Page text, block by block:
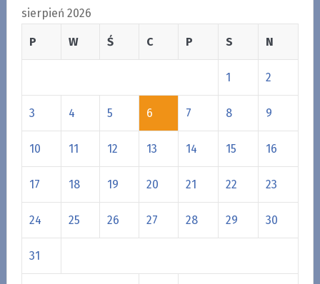
sierpień 2026
P W Ś C P S N
1 2
3 4 5 6 7 8 9
10 11 12 13 14 15 16
17 18 19 20 21 22 23
24 25 26 27 28 29 30
31